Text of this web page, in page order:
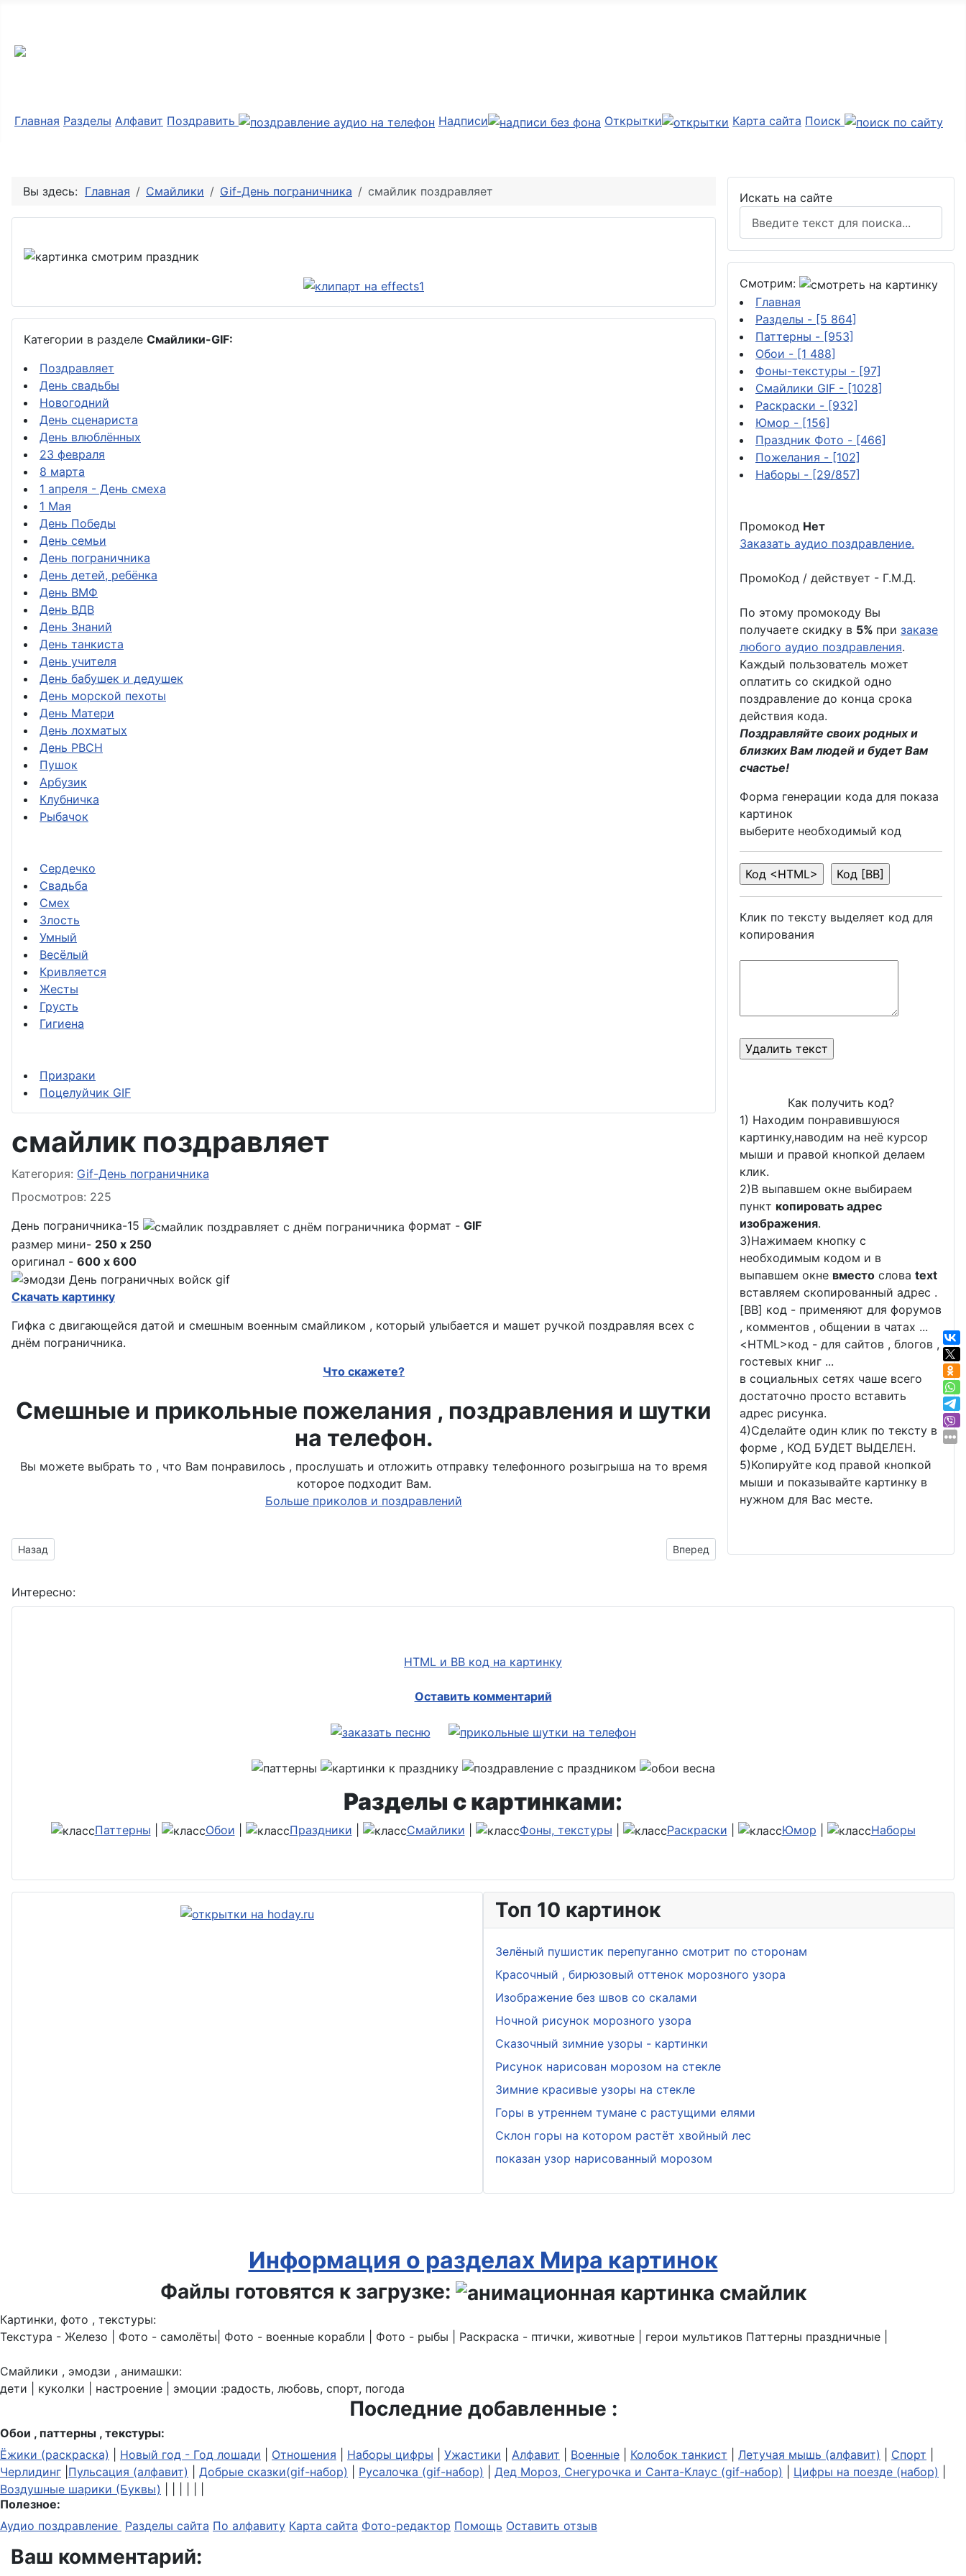
Главная Разделы Алфавит Поздравить Надписи Открытки Карта сайта Поиск
Вы здесь: Главная Смайлики Gif-День пограничника смайлик поздравляет
Категории в разделе Смайлики-GIF:
Поздравляет
День свадьбы
Новогодний
День сценариста
День влюблённых
23 февраля
8 марта
1 апреля - День смеха
1 Мая
День Победы
День семьи
День пограничника
День детей, ребёнка
День ВМФ
День ВДВ
День Знаний
День танкиста
День учителя
День бабушек и дедушек
День морской пехоты
День Матери
День лохматых
День РВСН
Пушок
Арбузик
Клубничка
Рыбачок
Сердечко
Свадьба
Смех
Злость
Умный
Весёлый
Кривляется
Жесты
Грусть
Гигиена
Призраки
Поцелуйчик GIF
смайлик поздравляет
Информация о материале
Категория: Gif-День пограничника
Просмотров: 225
День пограничника-15
формат - GIF
размер мини- 250 x 250
оригинал - 600 x 600
Скачать картинку
Гифка с двигающейся датой и смешным военным смайликом , который улыбается и машет ручкой поздравляя всех с
днём пограничника.
Что скажете?
Смешные и прикольные пожелания , поздравления и шутки
на телефон.
Вы можете выбрать то , что Вам понравилось , прослушать и отложить отправку телефонного розыгрыша на то время
которое подходит Вам.
Больше приколов и поздравлений
Предыдущий материал: смайлик в зелёном берете
Назад Следующий материал: Маша и Миша пограничники
Вперед
Интересно:
Искать на сайте
Смотрим:
Главная
Разделы - [5 864]
Паттерны - [953]
Обои - [1 488]
Фоны-текстуры - [97]
Смайлики GIF - [1028]
Раскраски - [932]
Юмор - [156]
Праздник Фото - [466]
Пожелания - [102]
Наборы - [29/857]
Промокод Нет
Заказать аудио поздравление.
ПромоКод / действует - Г.М.Д.
По этому промокоду Вы
получаете скидку в 5% при заказе
любого аудио поздравления.
Каждый пользователь может
оплатить со скидкой одно
поздравление до конца срока
действия кода.
Поздравляйте своих родных и
близких Вам людей и будет Вам
счастье!
Форма генерации кода для показа
картинок
выберите необходимый код
Клик по тексту выделяет код для
копирования
Как получить код?
1) Находим понравившуюся
картинку,наводим на неё курсор
мыши и правой кнопкой делаем
клик.
2)В выпавшем окне выбираем
пункт копировать адрес
изображения.
3)Нажимаем кнопку с
необходимым кодом и в
выпавшем окне вместо слова text
вставляем скопированный адрес .
[BB] код - применяют для форумов
, комментов , общении в чатах ...
<HTML>код - для сайтов , блогов ,
гостевых книг ...
в социальных сетях чаше всего
достаточно просто вставить
адрес рисунка.
4)Сделайте один клик по тексту в
форме , КОД БУДЕТ ВЫДЕЛЕН.
5)Копируйте код правой кнопкой
мыши и показывайте картинку в
нужном для Вас месте.
HTML и BB код на картинку
Оставить комментарий
Разделы с картинками:
Паттерны Обои Праздники Смайлики Фоны, текстуры Раскраски Юмор Наборы
Топ 10 картинок
Зелёный пушистик перепуганно смотрит по сторонам
Красочный , бирюзовый оттенок морозного узора
Изображение без швов со скалами
Ночной рисунок морозного узора
Сказочный зимние узоры - картинки
Рисунок нарисован морозом на стекле
Зимние красивые узоры на стекле
Горы в утреннем тумане с растущими елями
Склон горы на котором растёт хвойный лес
показан узор нарисованный морозом
Информация о разделах Мира картинок
Файлы готовятся к загрузке:
Картинки, фото , текстуры:
Текстура - Железо | Фото - самолёты| Фото - военные корабли | Фото - рыбы | Раскраска - птички, животные | герои мультиков Паттерны праздничные |
Смайлики , эмодзи , анимашки:
дети | куколки | настроение | эмоции :радость, любовь, спорт, погода
Последние добавленные :
Обои , паттерны , текстуры:
Ёжики (раскраска)
Новый год - Год лошади Отношения Наборы цифры Ужастики Алфавит Военные Колобок танкист Летучая мышь (алфавит) Спорт
Черлидинг Пульсация (алфавит) Добрые сказки(gif-набор) Русалочка (gif-набор) Дед Мороз, Снегурочка и Санта-Клаус (gif-набор) Цифры на поезде (набор)
Воздушные шарики (Буквы)
Полезное:
Аудио поздравление Разделы сайта По алфавиту Карта сайта Фото-редактор Помощь Оставить отзыв
Ваш комментарий: